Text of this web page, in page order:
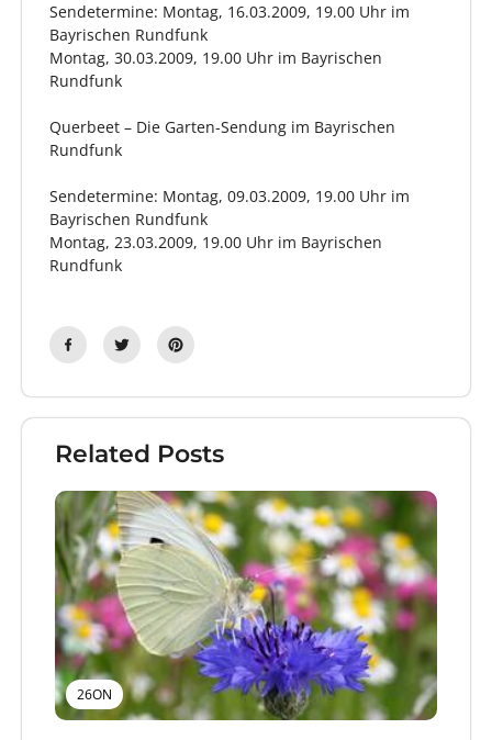
Sendetermine: Montag, 16.03.2009, 19.00 Uhr im
Bayrischen Rundfunk
Montag, 30.03.2009, 19.00 Uhr im Bayrischen
Rundfunk
Querbeet – Die Garten-Sendung im Bayrischen
Rundfunk
Sendetermine: Montag, 09.03.2009, 19.00 Uhr im
Bayrischen Rundfunk
Montag, 23.03.2009, 19.00 Uhr im Bayrischen
Rundfunk
Related Posts
26ON